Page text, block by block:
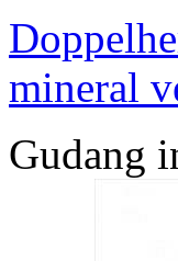
mineral
Gudang